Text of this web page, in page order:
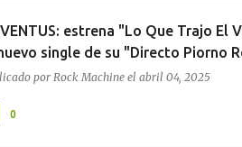
estrena "Lo Que Trajo El
single de su "Directo Piorno
porRock Machine el abril 04, 2025
0